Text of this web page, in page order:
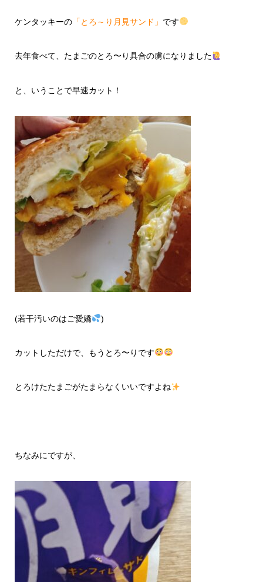
ケンタッキーの「とろ～り月見サンド」 です
去年食べて、たまごのとろ〜り具合の虜になりました
と、いうことで早速カット！
(若干汚いのはご愛嬌 )
カットしただけで、もうとろ〜りです
とろけたたまごがたまらなくいいですよね
ちなみにですが、